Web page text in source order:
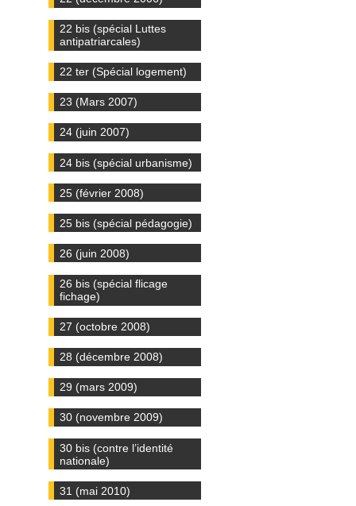
22 bis (spécial Luttes
antipatriarcales)
22 ter (Spécial logement)
23 (Mars 2007)
24 (juin 2007)
24 bis (spécial urbanisme)
25 (février 2008)
25 bis (spécial pédagogie)
26 (juin 2008)
26 bis (spécial flicage
fichage)
27 (octobre 2008)
28 (décembre 2008)
29 (mars 2009)
30 (novembre 2009)
30 bis (contre l’identité
nationale)
31 (mai 2010)